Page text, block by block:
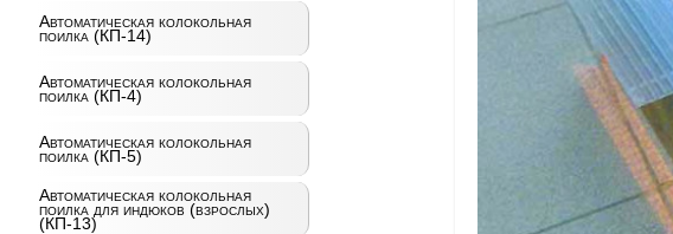
Автоматическая колокольная
поилка (КП-14)
Автоматическая колокольная
поилка (КП-4)
Автоматическая колокольная
поилка (КП-5)
Автоматическая колокольная
поилка для индюков (взрослых)
(КП-13)